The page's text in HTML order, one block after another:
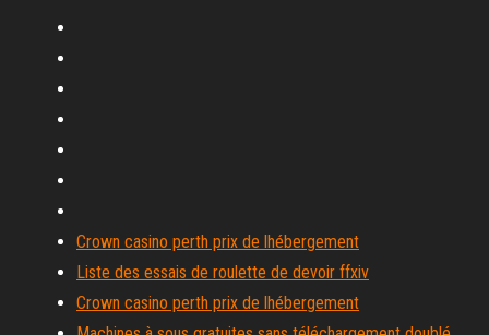
Crown casino perth prix de lhébergement
Liste des essais de roulette de devoir ffxiv
Crown casino perth prix de lhébergement